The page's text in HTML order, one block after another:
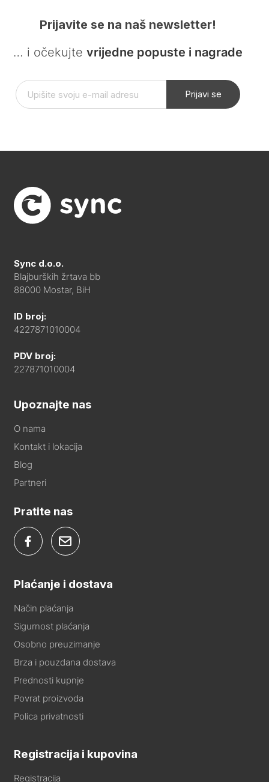
Prijavite se na naš newsletter!
… i očekujte vrijedne popuste i nagrade
Prijavi se
Sync d.o.o.
Blajburških žrtava bb
88000 Mostar, BiH
ID broj:
4227871010004
PDV broj:
227871010004
Upoznajte nas
O nama
Kontakt i lokacija
Blog
Partneri
Pratite nas
Plaćanje i dostava
Način plaćanja
Sigurnost plaćanja
Osobno preuzimanje
Brza i pouzdana dostava
Prednosti kupnje
Povrat proizvoda
Polica privatnosti
Registracija i kupovina
Registracija